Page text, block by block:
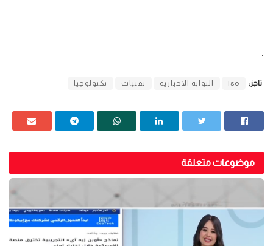
.
تاجز: Iso البوابة الاخباريه تقنيات تكنولوجيا
موضوعات متعلقة